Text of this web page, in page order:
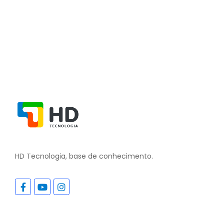
HD Tecnologia, base de conhecimento.